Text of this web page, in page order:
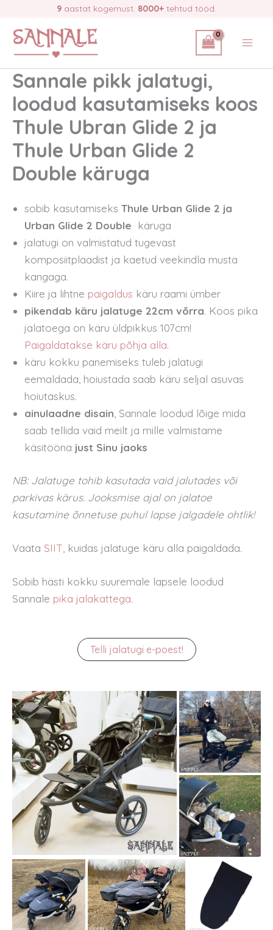
content
9 aastat kogemust. 8000+ tehtud tööd.
Sannale pikk jalatugi,
loodud kasutamiseks koos
Thule Ubran Glide 2 ja
Thule Urban Glide 2
Double käruga
sobib kasutamiseks Thule Urban Glide 2 ja
Urban Glide 2 Double
käruga
jalatugi on valmistatud tugevast
komposiitplaadist ja kaetud veekindla musta
kangaga.
Kiire ja lihtne paigaldus käru raami ümber
pikendab käru jalatuge 22cm võrra. Koos pika
jalatoega on käru üldpikkus 107cm!
Paigaldatakse käru põhja alla.
käru kokku panemiseks tuleb jalatugi
eemaldada, hoiustada saab käru seljal asuvas
hoiutaskus.
ainulaadne disain , Sannale loodud lõige mida
saab tellida vaid meilt ja mille valmistame
käsitööna just Sinu jaoks
NB: Jalatuge tohib kasutada vaid jalutades või
parkivas kärus. Jooksmise ajal on jalatoe
kasutamine õnnetuse puhul lapse jalgadele ohtlik!
Vaata SIIT , kuidas jalatuge käru alla paigaldada.
Sobib hästi kokku suuremale lapsele loodud
Sannale pika jalakattega.
Telli jalatugi e-poest!